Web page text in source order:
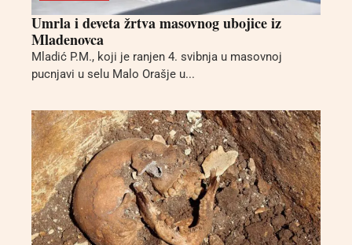
Umrla i deveta žrtva masovnog ubojice iz
Mladenovca
Mladić P.M., koji je ranjen 4. svibnja u masovnoj
pucnjavi u selu Malo Orašje u...